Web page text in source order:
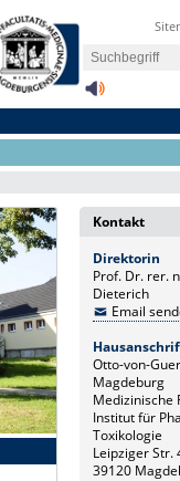
Kontakt
Direktorin
Prof. Dr. rer.
Dieterich
Email
Otto-von-
Magdeburg
Medizinische
Institut für
Toxikologie
Leipziger Str.
39120